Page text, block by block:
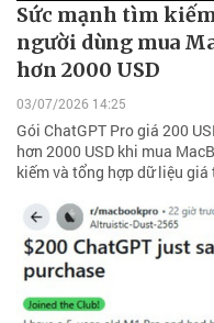
Sức mạnh tìm
người dùng mua
hơn 2000 USD
03/07/2026 14:25
Gói ChatGPT Pro giá 200
hơn 2000 USD khi mua
kiếm và tổng hợp dữ liệu